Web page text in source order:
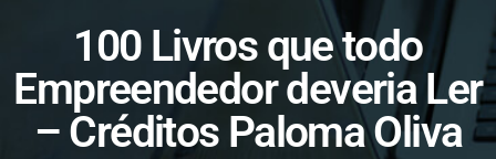
100 Livros que todo
Empreendedor deveria Ler
– Créditos Paloma Oliva